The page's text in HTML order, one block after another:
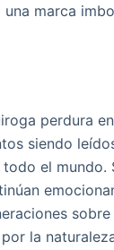
marca
perdura
siendo
el mundo.
sobre
la